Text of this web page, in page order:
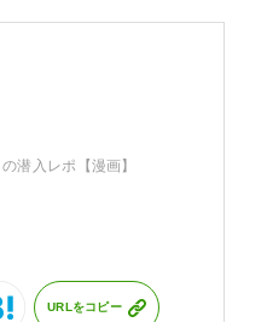
潜入レポ【漫画】
URLをコピー